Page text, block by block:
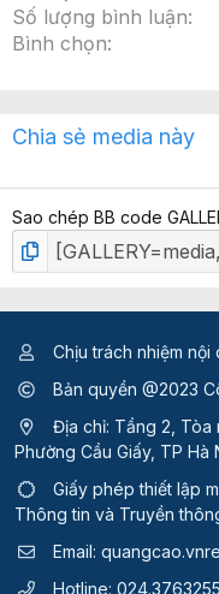
Số lượng bình luận
Bình chọn
Chia sẻ media này
Sao chép BB code
Chịu trách nhiệm nội
Bản quyền @2023
Địa chỉ: Tầng 2, Tòa
Phường Cầu Giấy, TP Hà
Giấy phép thiết lập
Thông tin và Truyền
Email:
Hotline: